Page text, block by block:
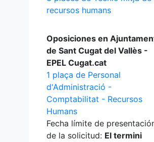
recursos humans
Oposiciones en
de Sant Cugat del Vallès -
EPEL Cugat.cat
1 plaça de Personal
d'Administració -
Comptabilitat - Recursos
Humans
Fecha límite de
de la solicitud: El termini